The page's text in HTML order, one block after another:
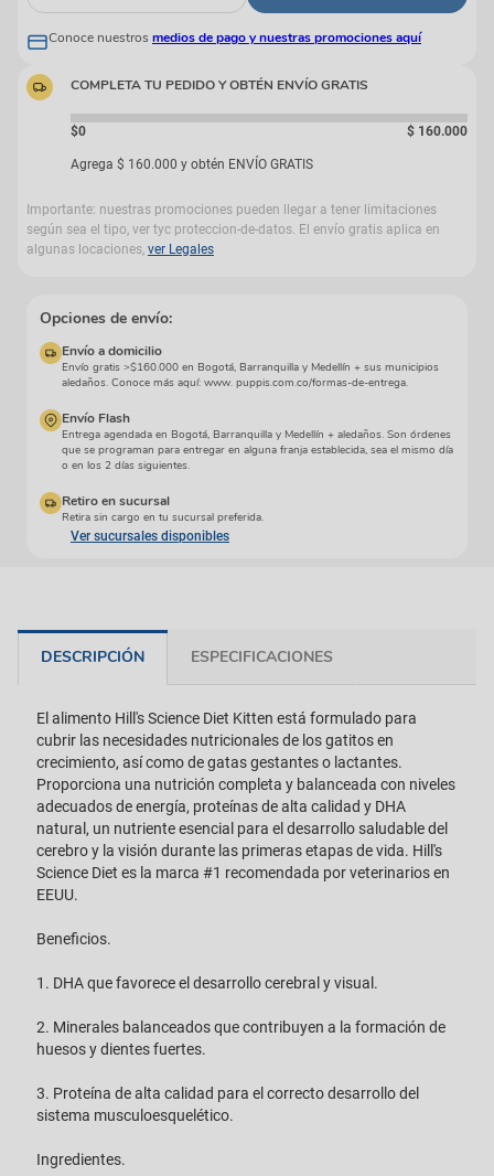
Conoce nuestros medios de pago y nuestras promociones aquí
COMPLETA TU PEDIDO Y OBTÉN ENVÍO GRATIS
$0 $ 160.000
Agrega $ 160.000 y obtén ENVÍO GRATIS
Importante: nuestras promociones pueden llegar a tener limitaciones
según sea el tipo, ver tyc proteccion-de-datos. El envío gratis aplica en
algunas locaciones, ver Legales
Opciones de envío:
Envío a domicilio
Envío gratis >$160.000 en Bogotá, Barranquilla y Medellín + sus municipios
aledaños. Conoce más aquí: www. puppis.com.co/formas-de-entrega.
Envío Flash
Entrega agendada en Bogotá, Barranquilla y Medellín + aledaños. Son órdenes
que se programan para entregar en alguna franja establecida, sea el mismo día
o en los 2 días siguientes.
Retiro en sucursal
Retira sin cargo en tu sucursal preferida.
Ver sucursales disponibles
DESCRIPCIÓN ESPECIFICACIONES
El alimento Hill's Science Diet Kitten está formulado para
cubrir las necesidades nutricionales de los gatitos en
crecimiento, así como de gatas gestantes o lactantes.
Proporciona una nutrición completa y balanceada con niveles
adecuados de energía, proteínas de alta calidad y DHA
natural, un nutriente esencial para el desarrollo saludable del
cerebro y la visión durante las primeras etapas de vida. Hill's
Science Diet es la marca #1 recomendada por veterinarios en
EEUU.
Beneficios.
1. DHA que favorece el desarrollo cerebral y visual.
2. Minerales balanceados que contribuyen a la formación de
huesos y dientes fuertes.
3. Proteína de alta calidad para el correcto desarrollo del
sistema musculoesquelético.
Ingredientes.